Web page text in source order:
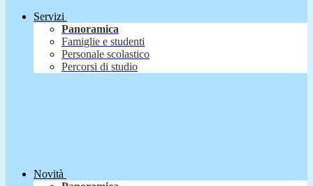
Servizi
Panoramica
Famiglie e studenti
Personale scolastico
Percorsi di studio
Novità